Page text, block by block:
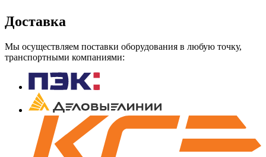
Доставка
Мы осуществляем поставки оборудования в любую точку,
транспортными компаниями: